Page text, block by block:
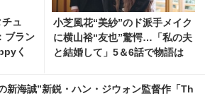
ュ
ブラン
く
小芝風花“美紗”のド派手メイク
に横山裕“友也”驚愕…「私の夫
と結婚して」5＆6話で物語は
新海誠”新鋭・ハン・ジウォン監督作「Th